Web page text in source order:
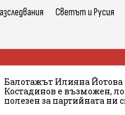
Светът и Русия
Балотажът Илияна Йотова
Костадинов е възможен,
полезен за партийната ни